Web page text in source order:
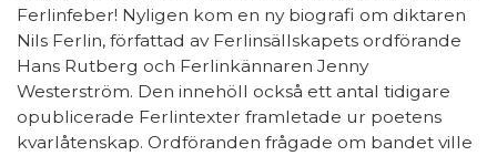
Ferlinfeber! Nyligen kom en ny biografi om diktaren
Nils Ferlin, författad av Ferlinsällskapets ordförande
Hans Rutberg och Ferlinkännaren Jenny
Westerström. Den innehöll också ett antal tidigare
opublicerade Ferlintexter framletade ur poetens
kvarlåtenskap. Ordföranden frågade om bandet ville